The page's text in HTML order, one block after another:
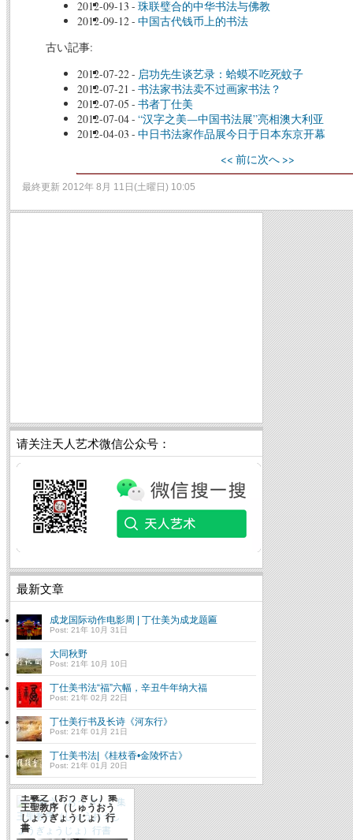
2012-09-13 - 珠联璧合的中华书法与佛教
2012-09-12- 中国古代钱币上的书法
古い記事:
2012-07-22- 启功先生谈艺录：蛤蟆不吃死蚊子
2012-07-21 - 书法家书法卖不过画家书法？
2012-07-05 - 书者丁仕美
2012-07-04- “汉字之美―中国书法展”亮相澳大利亚
2012-04-03 - 中日书法家作品展今日于日本东京开幕
<< 前に次へ >>
最終更新 2012年 8月 11日(土曜日) 10:05
请关注天人艺术微信公众号：
最新文章
成龙国际动作电影周 | 丁仕美为成龙题匾
Post: 21年 10月 31日
大同秋野
Post: 21年 10月 10日
丁仕美书法“福”六幅，辛丑牛年纳大福
Post: 21年 02月 22日
丁仕美行书及长诗《河东行》
Post: 21年 01月 21日
丁仕美书法|《桂枝香•金陵怀古》
Post: 21年 01月 20日
王羲之（おう ぎし）集
王聖教序（しゅうおう
しょうぎょうじょ）行
書